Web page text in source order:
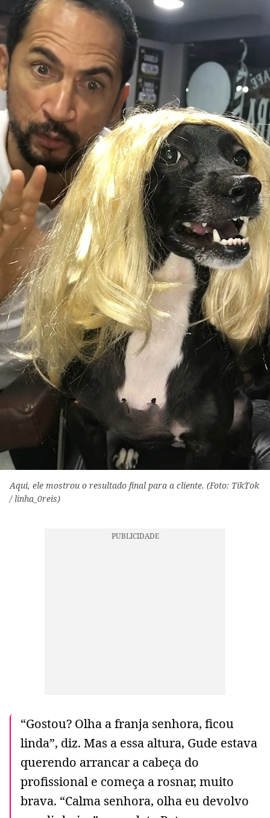
Aqui, ele mostrou o resultado final para a cliente. (Foto: TikTok
/ linha_0reis)
“Gostou? Olha a franja senhora, ficou
linda”, diz. Mas a essa altura, Gude estava
querendo arrancar a cabeça do
profissional e começa a rosnar, muito
brava. “Calma senhora, olha eu devolvo